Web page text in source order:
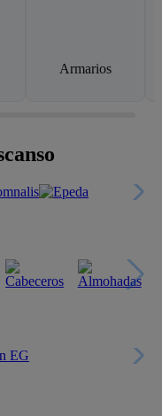
Armarios